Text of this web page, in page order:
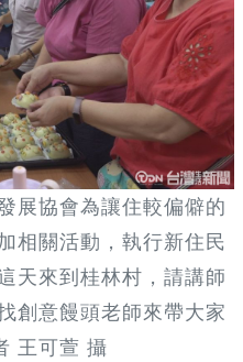
展協會為讓住較偏僻的
相關活動，執行新住民
天來到桂林村，請講師
創意饅頭老師來帶大家
王可萱 攝